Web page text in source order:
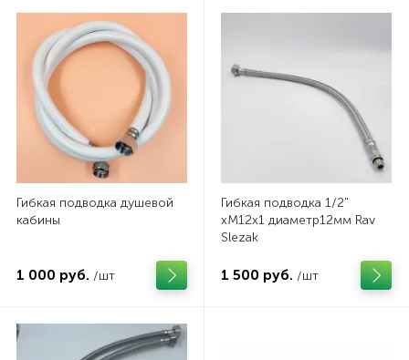
Гибкая подводка душевой
кабины
1 000 руб. /шт
Гибкая подводка 1/2"
xM12x1 диаметр12мм Rav
Slezak
1 500 руб. /шт